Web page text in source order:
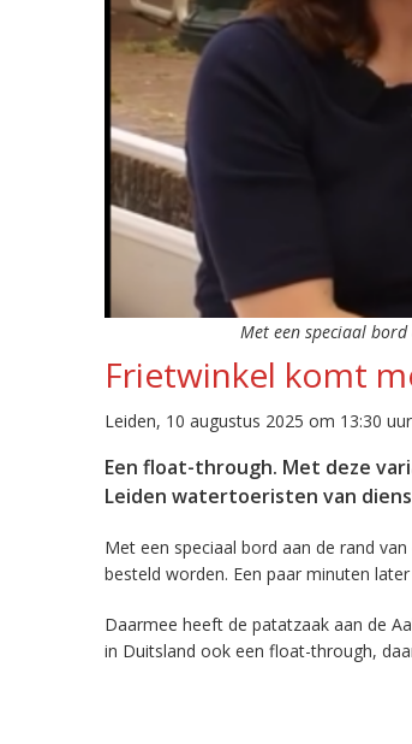
Met een speciaal
Frietwinkel komt
Leiden, 10 augustus 2025 om 13:30
Een float-through. Met deze
Leiden watertoeristen van
Met een speciaal bord aan de rand
besteld worden. Een paar minuten
Daarmee heeft de patatzaak aan de
in Duitsland ook een float-through,